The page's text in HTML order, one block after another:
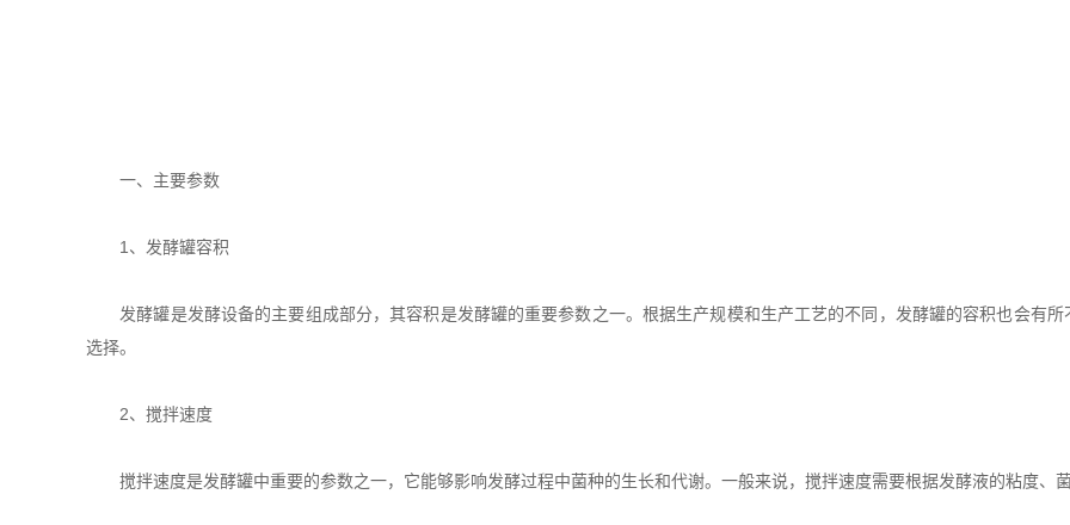
一、主要参数
1、发酵罐容积
发酵罐是发酵设备的主要组成部分，其容积是发酵罐的重要参数之一。根据生产规模和生产工艺的不同，发酵罐的容积也会有
选择。
2、搅拌速度
搅拌速度是发酵罐中重要的参数之一，它能够影响发酵过程中菌种的生长和代谢。一般来说，搅拌速度需要根据发酵液的粘度、